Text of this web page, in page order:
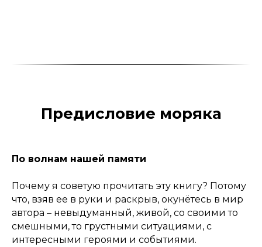
Предисловие моряка
По волнам нашей памяти
Почему я советую прочитать эту книгу? Потому
что, взяв ее в руки и раскрыв, окунётесь в мир
автора – невыдуманный, живой, со своими то
смешными, то грустными ситуациями, с
интересными героями и событиями.